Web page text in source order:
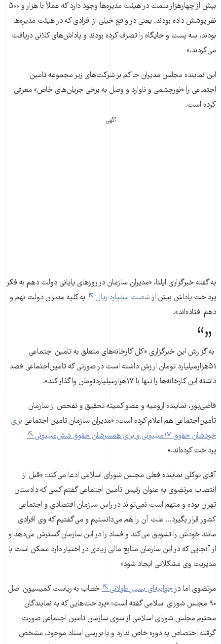
بیش از چهارهزار سمت در هیئت مدیره‌ها وجود دارد که عملاً با هزار و ۵۰۰
نفر پوشش داده بودند. یعنی در واقع خیلی از افرادی که در هیئت مدیره‌ها
بودند، سه پست و جایگاه را تصرف کرده بودند و پاداش‌های کلانی دریافت
می‌کردند.»
این نماینده مجلس مدیران حاکم بر شرکت‌های زیر مجموعه تامین
اجتماعی را «نورچشمی و ناوارد و وصل به برخی جریان‌های خاص» معرفی
کرده است.
آگهی
به گفته خبرگزاری ایلنا، «مدیران سازمان در روزهای پایانی دولت دهم به فکر
پرداخت پاداش بیش ازشصت میلیارد ریال
به کلیه مدیران دولت نهم و
دهم افتاده‌اند».
به گزارش این خبرگزاری «کل کارخانه‌های متعلق به تامین ‌اجتماعی
۵۱‌هزار‌میلیارد تومان ارزش داشته است در صورتی که تامین‌اجتماعی قصد
داشته این کارخانه‌ها را تنها با ۱۷‌هزار‌میلیاردتومان واگذار کند».
قاضی‌پور، نماینده ارومیه و عضو کمیته تحقیق ‌و تفحص از سازمان
تأمین‌اجتماعی هم اعلام کرده است: «مدیران سازمان تامین ‌اجتماعی برای
خودشان حقوق ۱۷‌میلیونی‌ و برای همسرشان حقوق شش‌میلیونی‌
پرداخت کرده‌اند.»
آقای توکلی نماینده فعلی مجلس شورای اسلامی ادعا می‌کند: «قبل از
انتصاب مرتضوی به عنوان رئیس تأمین اجتماعی گفتم کسی که دادستان
تهران بوده و متهم است نمی‌تواند در راس سازمان اقتصادی و اجتماعی
کشور قرار بگیرد... علت آن را هم می‌دانستیم و می‌گفتیم که وی افرادی
مانند خودش را تشویق می‌کند و فساد را در این سازمان گسترش می‌دهد و
از آنجایی که در این سازمان منابع مالی زیادی در اختیار دارد ممکن است با
مدیریت وی مشکلاتی ایجاد شود»
مرتضوی اما درجوابیه‌ای بسیار طولانی
خطاب به ریاست کمیسیون اصل
۹۰ مجلس شورای اسلامی گفته است: «پرداخت‌هایی که به نمایندگان
محترم مجلس شورای اسلامی از سوی سازمان تامین اجتماعی صورت
گرفته اختصاص به دوره خاص ندارد و با بررسی اسناد موجود، مشخص